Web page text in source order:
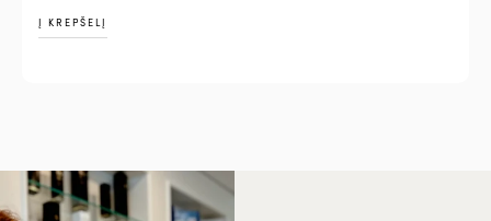
Į KREPŠELĮ